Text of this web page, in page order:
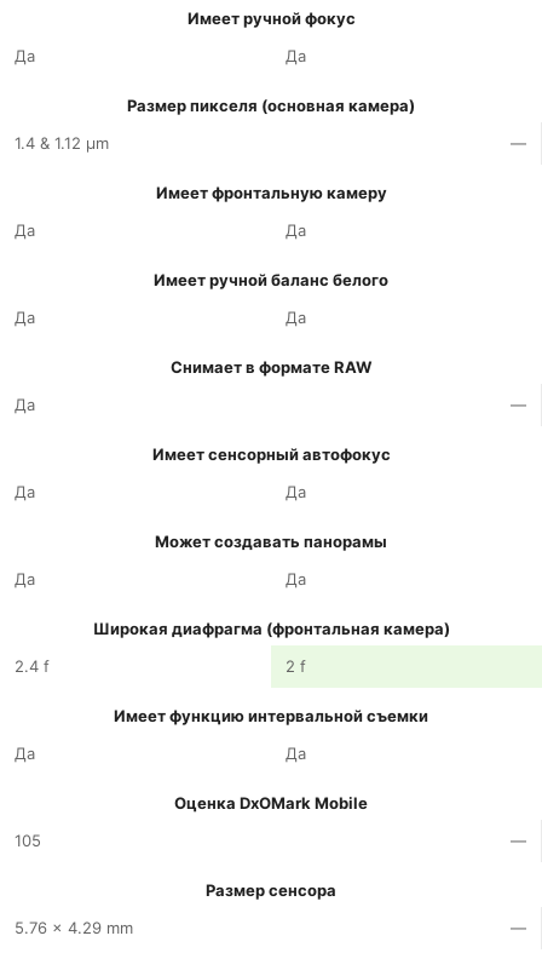
Имеет ручной фокус
Да
Да
Размер пикселя (основная камера)
1.4 & 1.12 µm
—
Имеет фронтальную камеру
Да
Да
Имеет ручной баланс белого
Да
Да
Снимает в формате RAW
Да
—
Имеет сенсорный автофокус
Да
Да
Может создавать панорамы
Да
Да
Широкая диафрагма (фронтальная камера)
2.4 f
2 f
Имеет функцию интервальной съемки
Да
Да
Оценка DxOMark Mobile
105
—
Размер сенсора
5.76 x 4.29 mm
—